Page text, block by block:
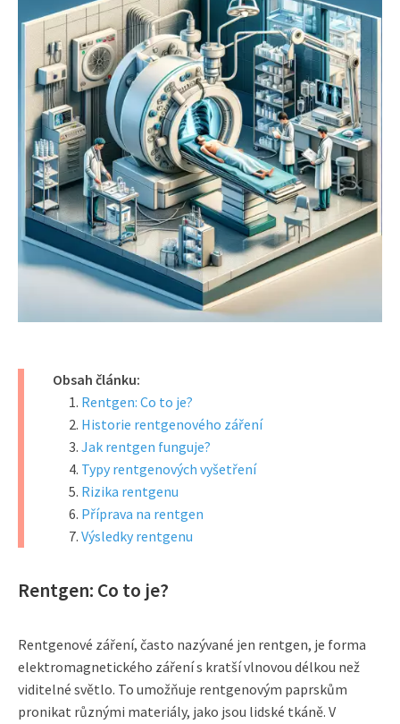
Obsah článku:
Rentgen: Co to je?
Historie rentgenového záření
Jak rentgen funguje?
Typy rentgenových vyšetření
Rizika rentgenu
Příprava na rentgen
Výsledky rentgenu
Rentgen: Co to je?
Rentgenové záření, často nazývané jen rentgen, je forma
elektromagnetického záření s kratší vlnovou délkou než
viditelné světlo. To umožňuje rentgenovým paprskům
pronikat různými materiály, jako jsou lidské tkáně. V